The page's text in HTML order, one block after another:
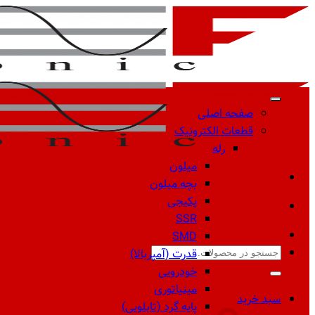
Skip
جستجو
برای:
سبد خرید
صفحه اصلی
قطعات الکترونیک
رله
میلون
بچه میلون
پکیجی
SSR
SMD
قدرت (آمپربالا)
خودرویی
مینیاتوری
پایه گرد (تابلویی)